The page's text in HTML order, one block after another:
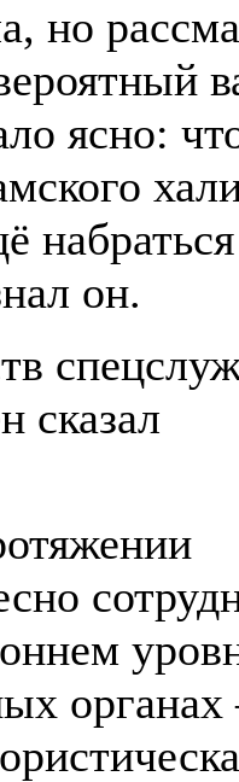
но
ясно:
набраться
он.
сказал
органах